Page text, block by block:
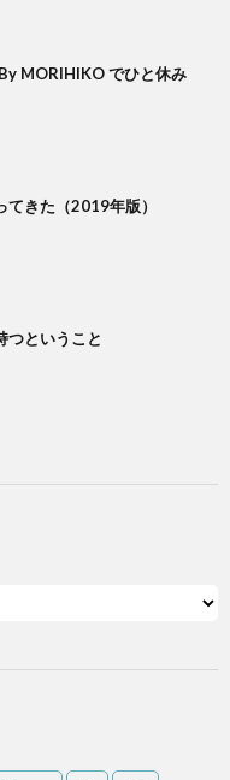
MORIHIKO でひと休み
きた（2019年版）
つということ